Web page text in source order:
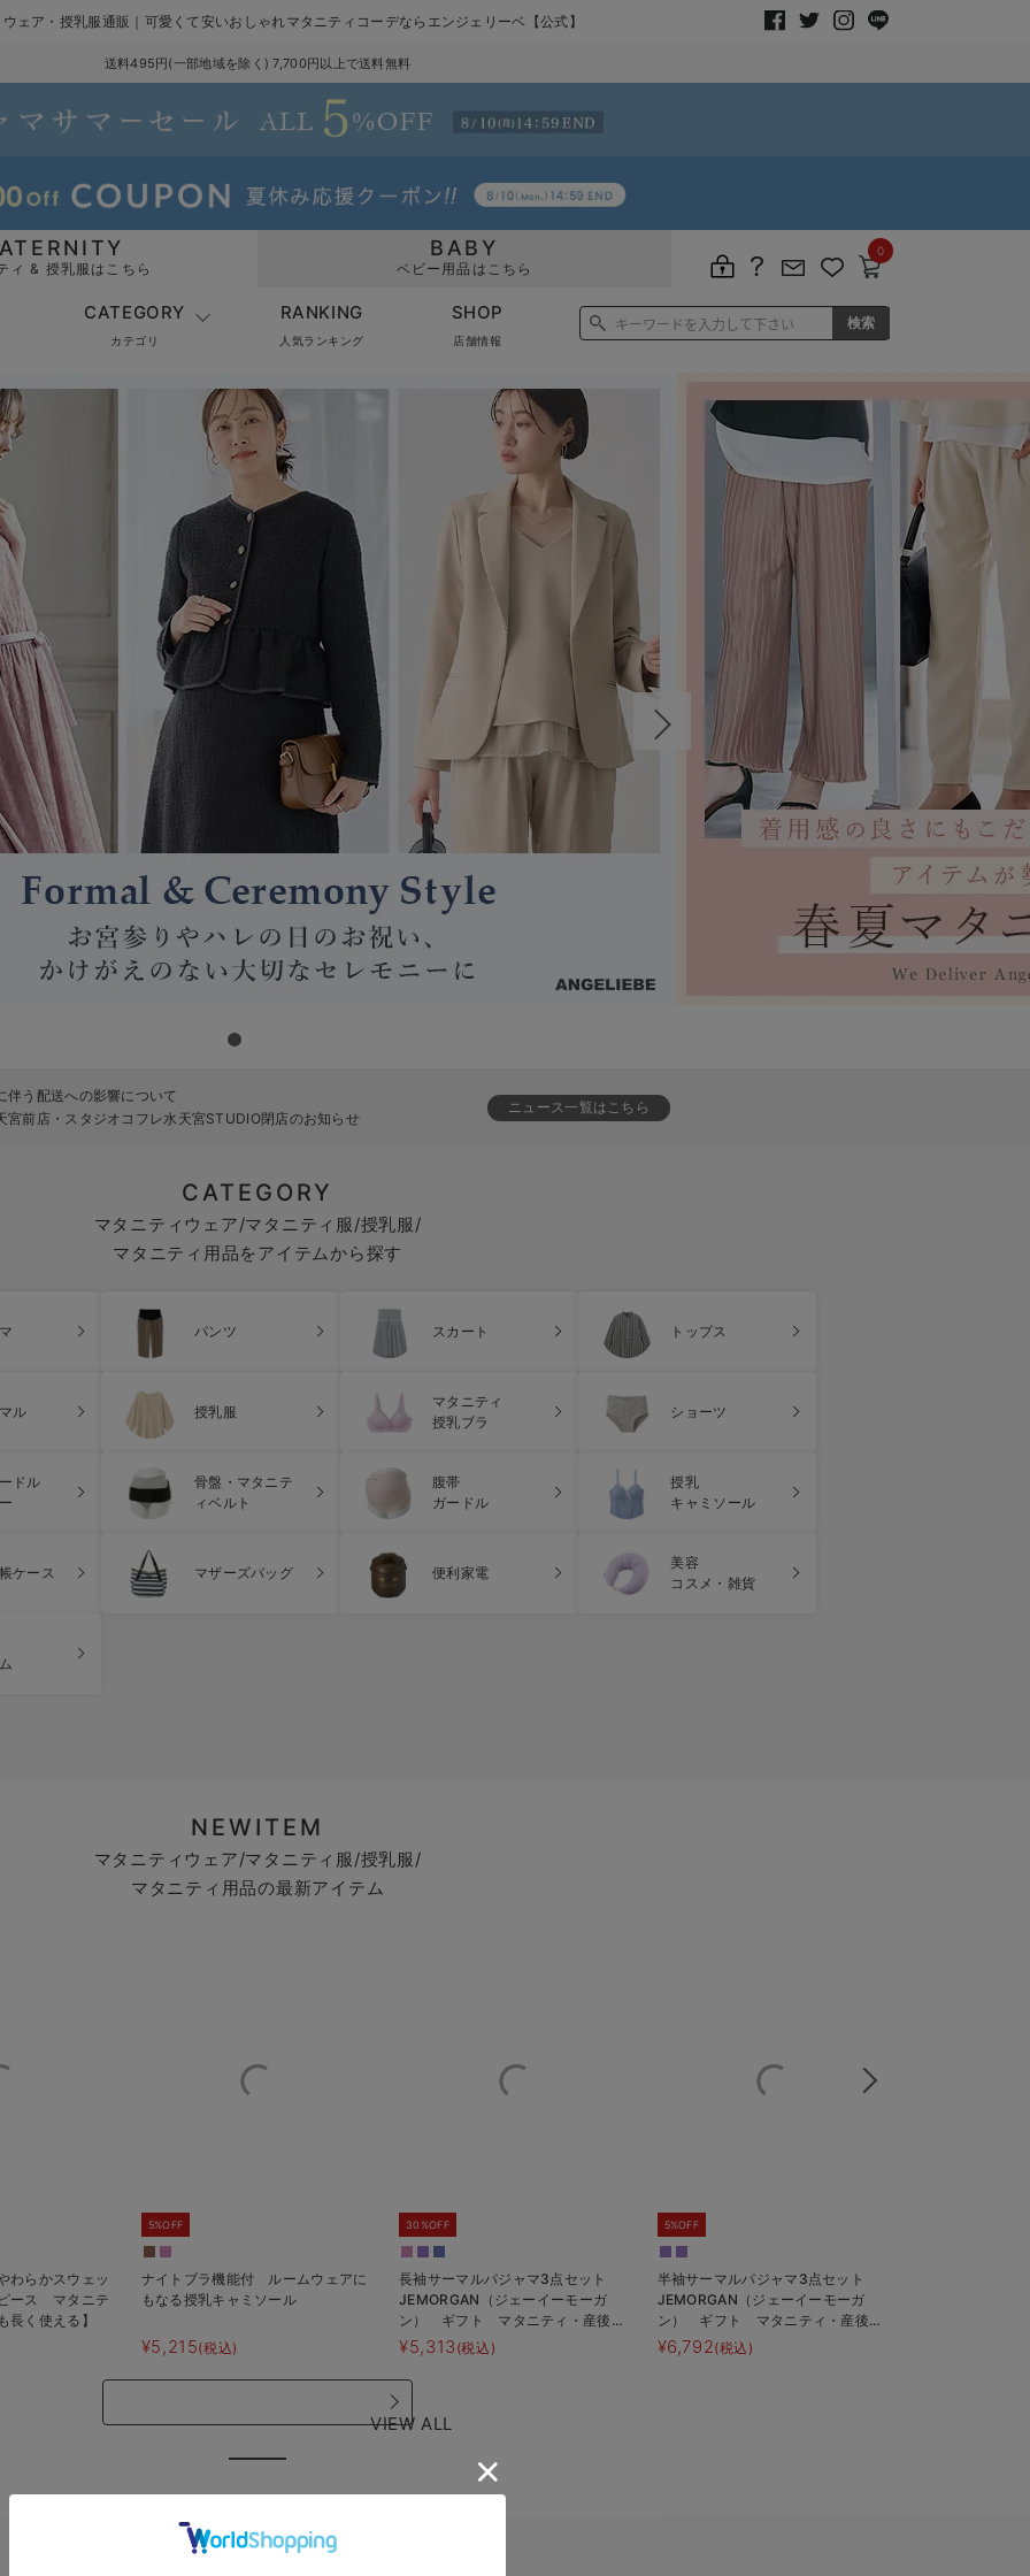
ェア・授乳服通販｜可愛くて安いおしゃれマタニティコーデならエンジェリーベ【公式】
送料495円(一部地域を除く) 7,700円以上で送料無料
ィ & 授乳服はこちら
BABY
ベビー用品はこちら
0
CATEGORY
カテゴリ
RANKING
人気ランキング
SHOP
店舗情報
う配送への影響について
前店・スタジオコフレ水天宮STUDIO閉店のお知らせ
ニュース一覧はこちら
CATEGORY
マタニティウェア/マタニティ服/授乳服/
マタニティ用品をアイテムから探す
パンツ スカート トップス
ル 授乳服
マタニティ
授乳ブラ
ショーツ
ドル
骨盤・マタニテ
ィベルト
腹帯
ガードル
授乳
キャミソール
ケース マザーズバッグ 便利家電
美容
コスメ・雑貨
NEWITEM
マタニティウェア/マタニティ服/授乳服/
マタニティ用品の最新アイテム
わらかスウェッ
ース マタニテ
長く使える】
5%OFF
ナイトブラ機能付 ルームウェアに
もなる授乳キャミソール
¥5,215(税込)
30%OFF
長袖サーマルパジャマ3点セット
JEMORGAN（ジェーイーモーガ
ン） ギフト マタニティ・産後
【出産後も長く使える】
¥5,313 (税込)
5%OFF
半袖サーマルパジャマ3点セット
JEMORGAN（ジェーイーモーガ
ン） ギフト マタニティ・産後
【出産後も長く使える】
¥6,792(税込)
VIEW ALL
RANKING